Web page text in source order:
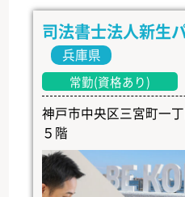
司法書士法人新生
兵庫県
常勤(資格あり)
神戸市中央区三宮町一
５階